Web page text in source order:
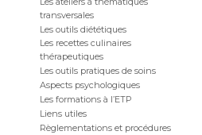
transversales
Les outils diététiques
Les recettes culinaires
thérapeutiques
Les outils pratiques de soins
Aspects psychologiques
Les formations à l’ETP
Liens utiles
Règlementations et procédures